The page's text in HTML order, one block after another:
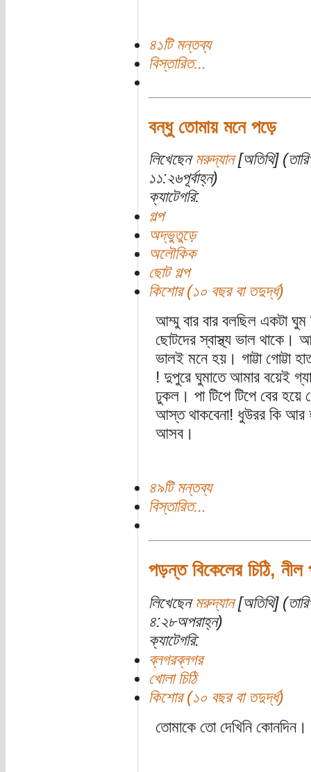
৪১টি মন্তব্য
বিস্তারিত...
বন্ধু তোমায় মনে পড়ে
লিখেছেন মরুদ্যান[অতিথি]
১১:২৬পূর্বাহ্ন)
ক্যাটেগরি:
গল্প
অদ্ভুতুড়ে
অলৌকিক
ছোট গল্প
কিশোর (১০ বছর বা তদুর্দ্ধ)
আম্মু বার বার বলছিল একটা ঘুম
ছোটদের স্বাস্থ্য ভাল থাকে।
ভালই মনে হয়। গাট্টা গোট্টা
! দুপুরে ঘুমাতে আমার বয়েই
ঢুকল। পা টিপে টিপে বের
আস্ত থাকবেনা! ধুউরর কি আর
আসব।
৪৯টি মন্তব্য
বিস্তারিত...
পড়ন্ত বিকেলের চিঠি, নীল
লিখেছেন মরুদ্যান[অতিথি]
৪:২৮অপরাহ্ন)
ক্যাটেগরি:
ব্লগরব্লগর
খোলা চিঠি
কিশোর (১০ বছর বা তদুর্দ্ধ)
তোমাকে তো দেখিনি কোনদিন।